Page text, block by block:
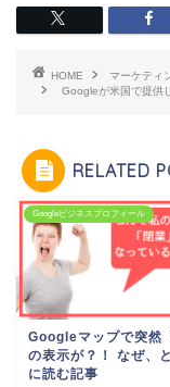
HOME マーケティ
Googleが米国で提供
RELATED
Googleビジネスプロフィール
Googleマップで突然
の表示が？！ なぜ、
に読む記事